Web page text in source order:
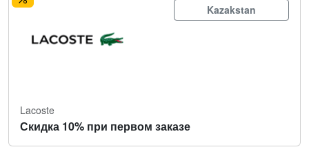
Kazakstan
Lacoste
Скидка 10% при первом заказе